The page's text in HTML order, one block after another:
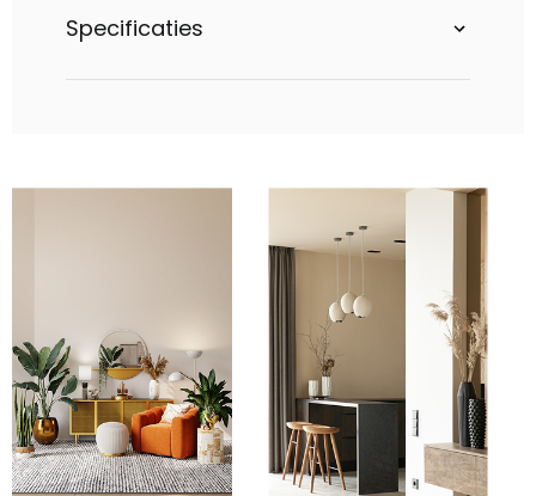
Specificaties